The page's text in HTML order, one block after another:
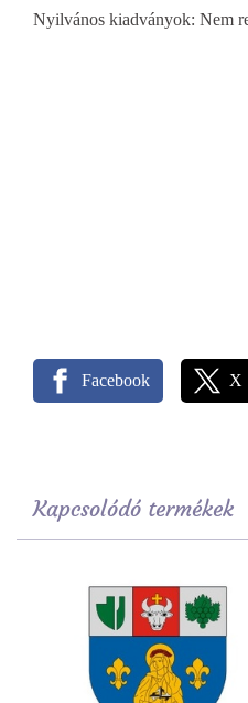
Nyilvános kiadványok: Nem
Facebook X
Kapcsolódó termékek